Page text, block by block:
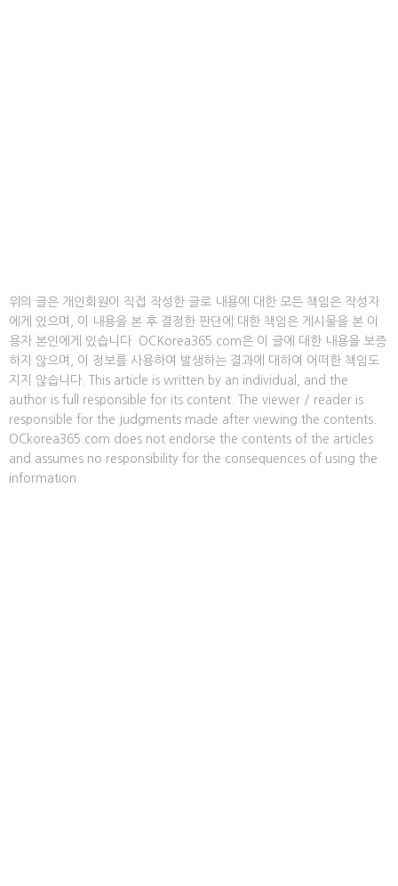
위의 글은 개인회원이 직접 작성한 글로 내용에 대한 모든 책임은 작성자
에게 있으며, 이 내용을 본 후 결정한 판단에 대한 책임은 게시물을 본 이
용자 본인에게 있습니다. OCKorea365.com은 이 글에 대한 내용을 보증
하지 않으며, 이 정보를 사용하여 발생하는 결과에 대하여 어떠한 책임도
지지 않습니다. This article is written by an individual, and the
author is full responsible for its content. The viewer / reader is
responsible for the judgments made after viewing the contents.
OCkorea365.com does not endorse the contents of the articles
and assumes no responsibility for the consequences of using the
information.